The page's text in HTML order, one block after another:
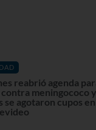
reabrió agenda
meningococo
se agotaron cupos